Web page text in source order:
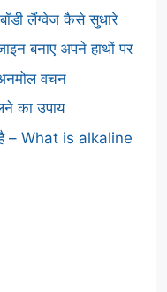
लैंग्वेज कैसे सुधारे
बनाए अपने हाथों पर
वचन
का उपाय
– What is alkaline